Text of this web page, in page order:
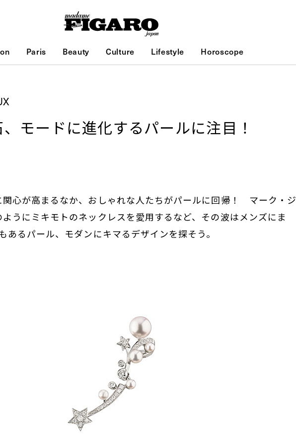
Paris Beauty Culture Lifestyle Horoscope
モードに進化するパールに注目！
心が高まるなか、おしゃれな人たちがパールに回帰！ マーク・ジ
うにミキモトのネックレスを愛用するなど、その波はメンズにま
あるパール、モダンにキマるデザインを探そう。